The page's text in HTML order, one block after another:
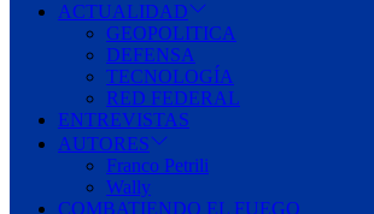
ACTUALIDAD
GEOPOLITICA
DEFENSA
TECNOLOGÍA
RED FEDERAL
ENTREVISTAS
AUTORES
Franco Petrili
Wally
COMBATIENDO EL FUEGO